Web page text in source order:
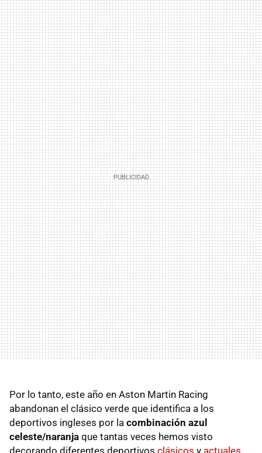
Por lo tanto, este año en Aston Martin Racing
abandonan el clásico verde que identifica a los
deportivos ingleses por la combinación azul
celeste/naranja que tantas veces hemos visto
decorando diferentes deportivos clásicos y actuales